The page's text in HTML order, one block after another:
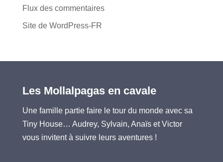
Flux des commentaires
Site de WordPress-FR
Les Mollalpagas en cavale
Une famille partie faire le tour du monde avec sa
Tiny House… Audrey, Sylvain, Anaïs et Victor
vous invitent à suivre leurs aventures !